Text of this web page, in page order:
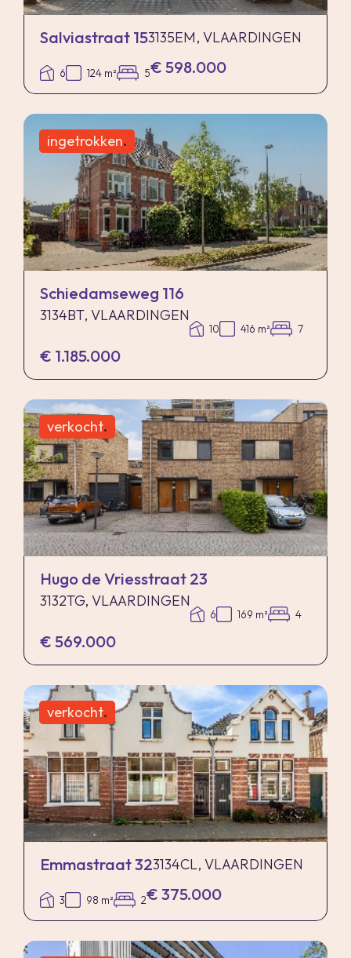
rechten worden ontleend aan deze informatie.
Salviastraat 153135EM, VLAARDINGEN
6 124 m² 5€ 598.000
ingetrokken.
Schiedamseweg 116
3134BT, VLAARDINGEN
10 416 m² 7
€ 1.185.000
verkocht.
Hugo de Vriesstraat 23
3132TG, VLAARDINGEN
6 169 m² 4
€ 569.000
verkocht.
Emmastraat 323134CL, VLAARDINGEN
3 98 m² 2€ 375.000